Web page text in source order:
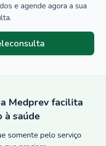
e agende agora a sua
Medprev facilita
à saúde
somente pelo serviço